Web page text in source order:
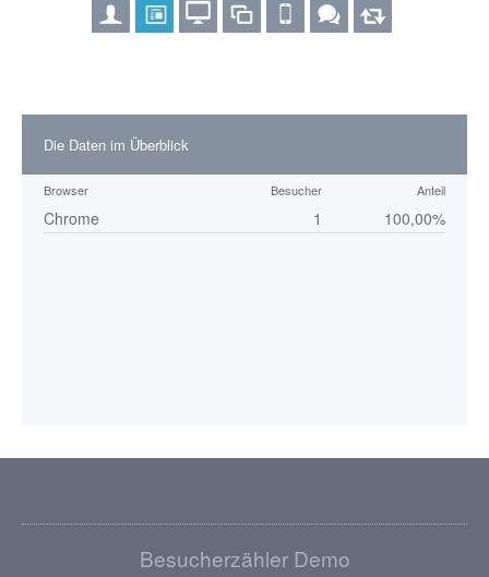
Die Daten im Überblick
Browser Besucher Anteil
Chrome 1 100,00%
Besucherzähler Demo